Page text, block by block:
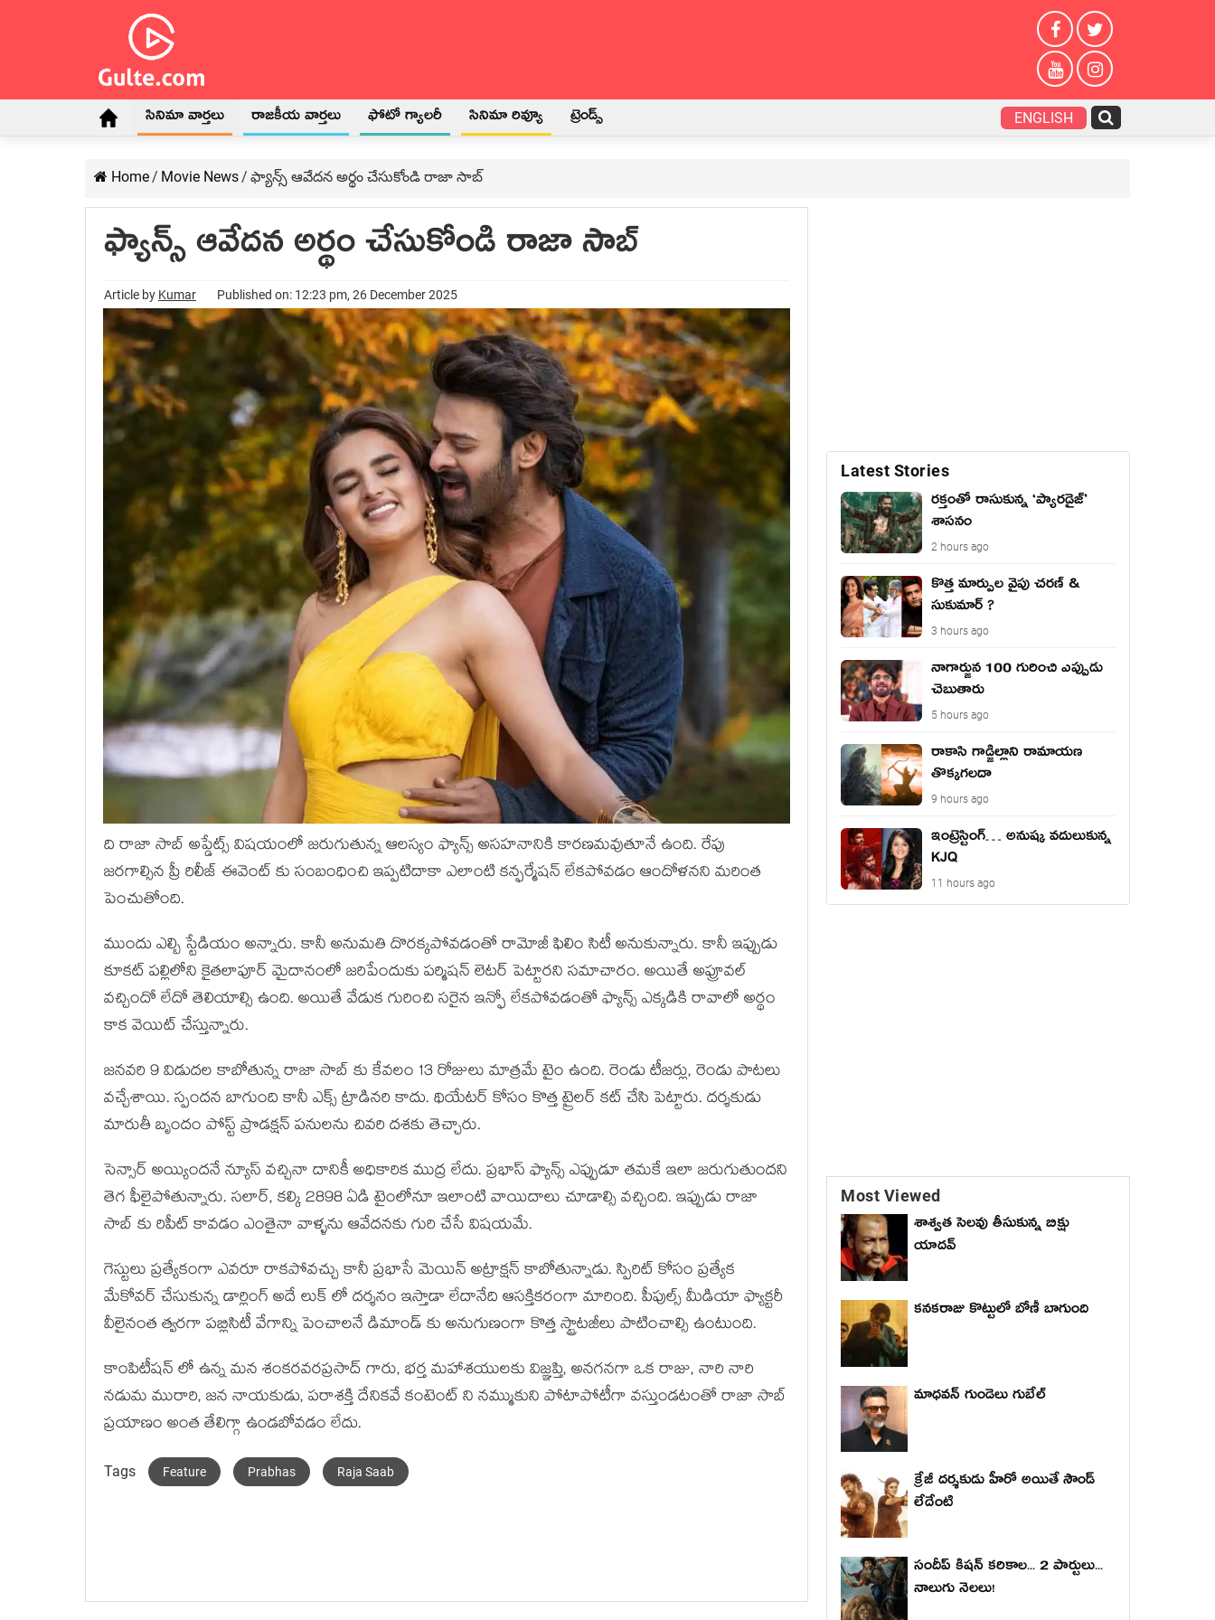
సినిమా వార్తలు రాజకీయ వార్తలు ఫోటో గ్యాలరీ సినిమా రివ్యూ ట్రెండ్స్ ENGLISH
Home/ Movie News/ ఫ్యాన్స్ ఆవేదన అర్థం చేసుకోండి రాజా సాబ్
ఫ్యాన్స్ ఆవేదన అర్థం చేసుకోండి రాజా సాబ్
Article by Kumar Published on: 12:23 pm, 26 December 2025
ది రాజా సాబ్ అప్డేట్స్ విషయంలో జరుగుతున్న ఆలస్యం ఫ్యాన్స్ అసహనానికి కారణమవుతూనే ఉంది. రేపు
జరగాల్సిన ప్రీ రిలీజ్ ఈవెంట్ కు సంబంధించి ఇప్పటిదాకా ఎలాంటి కన్ఫర్మేషన్ లేకపోవడం ఆందోళనని మరింత
పెంచుతోంది.
ముందు ఎల్బి స్టేడియం అన్నారు. కానీ అనుమతి దొరక్కపోవడంతో రామోజీ ఫిలిం సిటీ అనుకున్నారు. కానీ ఇప్పుడు
కూకట్ పల్లిలోని కైతలాపూర్ మైదానంలో జరిపేందుకు పర్మిషన్ లెటర్ పెట్టారని సమాచారం. అయితే అప్రూవల్
వచ్చిందో లేదో తెలియాల్సి ఉంది. అయితే వేడుక గురించి సరైన ఇన్ఫో లేకపోవడంతో ఫ్యాన్స్ ఎక్కడికి రావాలో అర్థం
కాక వెయిట్ చేస్తున్నారు.
జనవరి 9 విడుదల కాబోతున్న రాజా సాబ్ కు కేవలం 13 రోజులు మాత్రమే టైం ఉంది. రెండు టీజర్లు, రెండు పాటలు
వచ్చేశాయి. స్పందన బాగుంది కానీ ఎక్స్ ట్రాడినరి కాదు. థియేటర్ కోసం కొత్త ట్రైలర్ కట్ చేసి పెట్టారు. దర్శకుడు
మారుతీ బృందం పోస్ట్ ప్రొడక్షన్ పనులను చివరి దశకు తెచ్చారు.
సెన్సార్ అయ్యిందనే న్యూస్ వచ్చినా దానికీ అధికారిక ముద్ర లేదు. ప్రభాస్ ఫ్యాన్స్ ఎప్పుడూ తమకే ఇలా జరుగుతుందని
తెగ ఫీలైపోతున్నారు. సలార్, కల్కి 2898 ఏడి టైంలోనూ ఇలాంటి వాయిదాలు చూడాల్సి వచ్చింది. ఇప్పుడు రాజా
సాబ్ కు రిపీట్ కావడం ఎంతైనా వాళ్ళను ఆవేదనకు గురి చేసే విషయమే.
గెస్టులు ప్రత్యేకంగా ఎవరూ రాకపోవచ్చు కానీ ప్రభాసే మెయిన్ అట్రాక్షన్ కాబోతున్నాడు. స్పిరిట్ కోసం ప్రత్యేక
మేకోవర్ చేసుకున్న డార్లింగ్ అదే లుక్ లో దర్శనం ఇస్తాడా లేదానేది ఆసక్తికరంగా మారింది. పీపుల్స్ మీడియా ఫ్యాక్టరీ
వీలైనంత త్వరగా పబ్లిసిటీ వేగాన్ని పెంచాలనే డిమాండ్ కు అనుగుణంగా కొత్త స్ట్రాటజీలు పాటించాల్సి ఉంటుంది.
కాంపిటీషన్ లో ఉన్న మన శంకరవరప్రసాద్ గారు, భర్త మహాశయులకు విజ్ఞప్తి, అనగనగా ఒక రాజు, నారి నారి
నడుమ మురారి, జన నాయకుడు, పరాశక్తి దేనికవే కంటెంట్ ని నమ్ముకుని పోటాపోటీగా వస్తుండటంతో రాజా సాబ్
ప్రయాణం అంత తేలిగ్గా ఉండబోవడం లేదు.
Tags Feature Prabhas Raja Saab
Latest Stories
రక్తంతో రాసుకున్న ‘ప్యారడైజ్’
శాసనం
2 hours ago
కొత్త మార్పుల వైపు చరణ్ &
సుకుమార్ ?
3 hours ago
నాగార్జున 100 గురించి ఎప్పుడు
చెబుతారు
5 hours ago
రాకాసి గాడ్జిల్లాని రామాయణ
తొక్కగలదా
9 hours ago
ఇంట్రెస్టింగ్… అనుష్క వదులుకున్న
KJQ
11 hours ago
Most Viewed
శాశ్వత సెలవు తీసుకున్న బిక్షు
యాదవ్
కనకరాజు కొట్టులో బోణీ బాగుంది
మాధ‌వ‌న్ గుండెలు గుబేల్‌
క్రేజీ దర్శకుడు హీరో అయితే సౌండ్
లేదేంటి
సందీప్ కిషన్ కరికాల... 2 పార్టులు...
నాలుగు నెలలు!